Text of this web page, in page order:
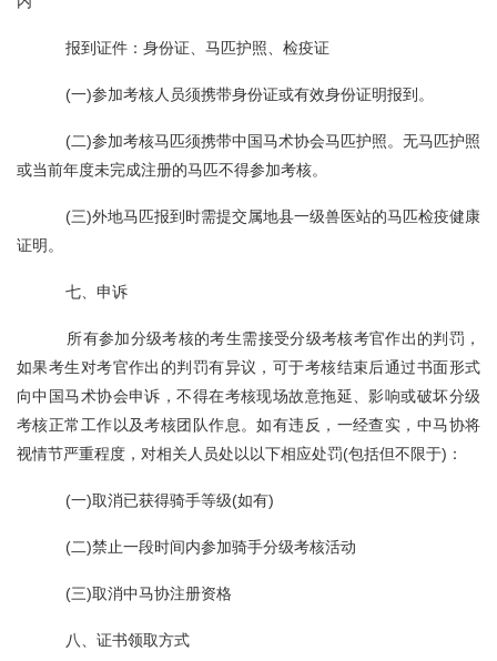
报到证件：身份证、马匹护照、检疫证
(一)参加考核人员须携带身份证或有效身份证明报到。
(二)参加考核马匹须携带中国马术协会马匹护照。无马匹护照
或当前年度未完成注册的马匹不得参加考核。
(三)外地马匹报到时需提交属地县一级兽医站的马匹检疫健康
证明。
七、申诉
所有参加分级考核的考生需接受分级考核考官作出的判罚，
如果考生对考官作出的判罚有异议，可于考核结束后通过书面形式
向中国马术协会申诉，不得在考核现场故意拖延、影响或破坏分级
考核正常工作以及考核团队作息。如有违反，一经查实，中马协将
视情节严重程度，对相关人员处以以下相应处罚(包括但不限于)：
(一)取消已获得骑手等级(如有)
(二)禁止一段时间内参加骑手分级考核活动
(三)取消中马协注册资格
八、证书领取方式